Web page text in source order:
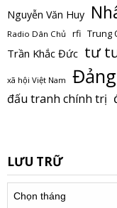
Nguyễn Văn Huy
Radio Dân Chủ rfi Trung
Trần Khắc Đức tư
xã hội Việt Nam
đấu tranh chính trị
LƯU TRỮ
Lưu